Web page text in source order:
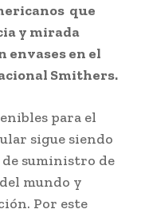
que
y mirada
envases en el
Smithers.
para el
sigue siendo
suministro de
mundo y
Por este